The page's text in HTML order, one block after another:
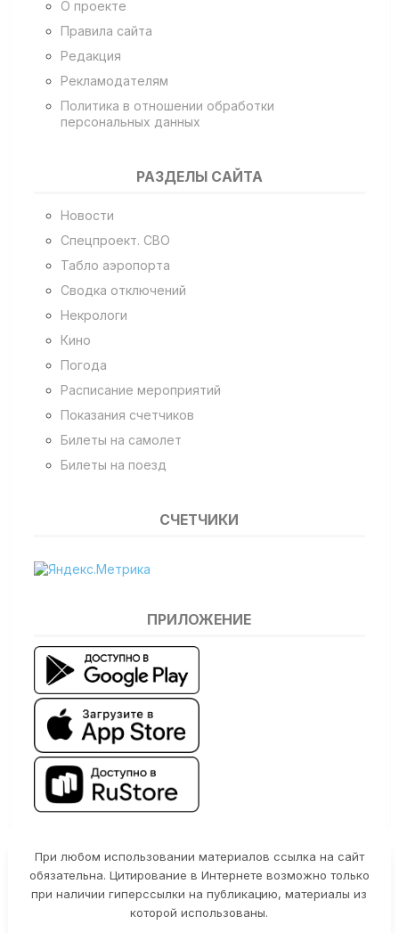
О проекте
Правила сайта
Редакция
Рекламодателям
Политика в отношении обработки
персональных данных
РАЗДЕЛЫ САЙТА
Новости
Спецпроект. СВО
Табло аэропорта
Сводка отключений
Некрологи
Кино
Погода
Расписание мероприятий
Показания счетчиков
Билеты на самолет
Билеты на поезд
СЧЕТЧИКИ
ПРИЛОЖЕНИЕ
При любом использовании материалов ссылка на сайт
обязательна. Цитирование в Интернете возможно только
при наличии гиперссылки на публикацию, материалы из
которой использованы.